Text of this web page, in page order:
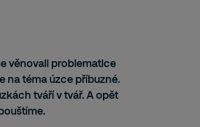
věnovali problematice
na téma úzce příbuzné.
tváří v tvář. A opět